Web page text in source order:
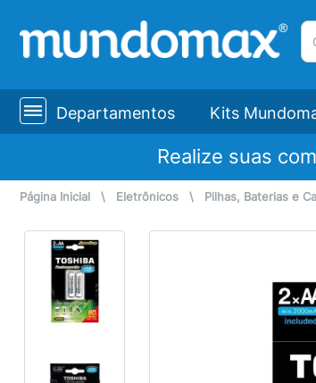
Departamentos Kits
Realize suas
Página Inicial \ Eletrônicos \ Pilhas, Baterias e